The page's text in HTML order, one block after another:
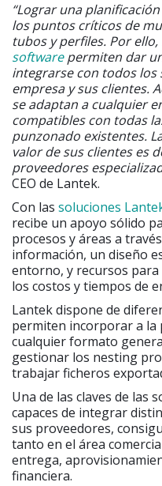
“Lograr una
los puntos críticos de
tubos y perfiles. Por
softwarepermiten dar
integrarse con todos los
empresa y sus clientes.
se adaptan a cualquier
compatibles con todas
punzonado existentes.
valor de sus clientes es
proveedores
CEO de Lantek.
Con las soluciones
recibe un apoyo sólido
procesos y áreas a
información, un diseño
entorno, y recursos
los costos y tiempos de
Lantek dispone de
permiten incorporar a
cualquier formato
gestionar los nesting
trabajar ficheros
Una de las claves de las
capaces de integrar
sus proveedores,
tanto en el área
entrega,
financiera.